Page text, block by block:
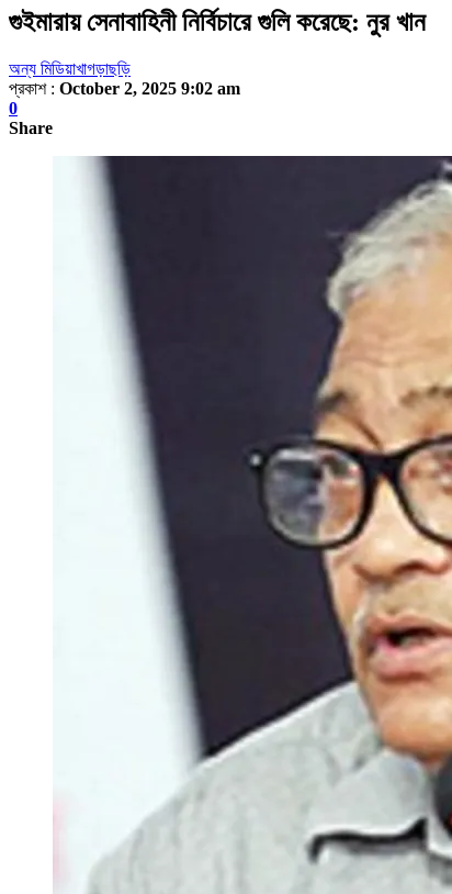
গুইমারায় সেনাবাহিনী নির্বিচারে গুলি করেছে: নুর খান
অন্য মিডিয়াখাগড়াছড়ি
প্রকাশ : October 2, 2025 9:02 am
0
Share